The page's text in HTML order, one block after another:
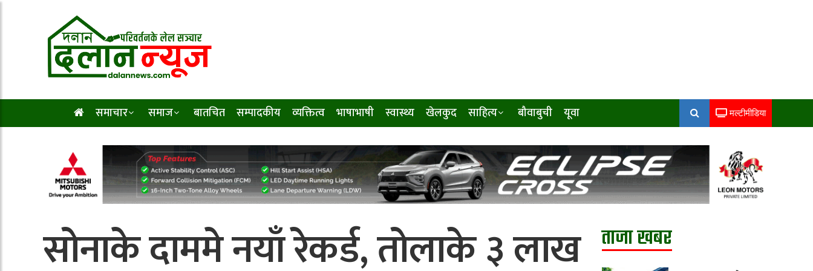
समाचार समाज बातचित सम्पादकीय व्यक्तित्व भाषाभाषी स्वास्थ्य खेलकुद साहित्य बौवाबुची यूवा मल्टीमीडिया
सोनाके दाममे नयाँ रेकर्ड, तोलाके ३ लाख ताजा खबर